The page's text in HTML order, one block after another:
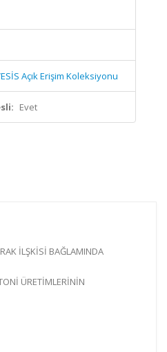
Açık Erişim Koleksiyonu
Evet
İLŞKİSİ BAĞLAMINDA
ÜRETİMLERİNİN